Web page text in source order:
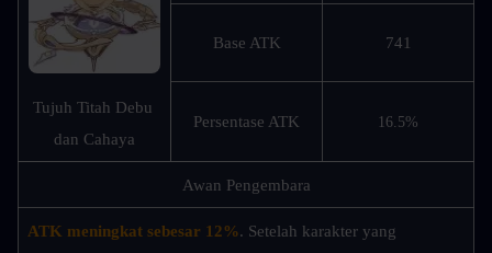
Tujuh Titah Debu
dan Cahaya
Base ATK 741
Persentase ATK 16.5%
Awan Pengembara
ATK meningkat sebesar 12%. Setelah karakter yang